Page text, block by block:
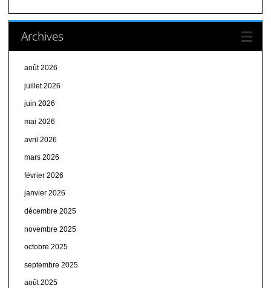
Archives
août 2026
juillet 2026
juin 2026
mai 2026
avril 2026
mars 2026
février 2026
janvier 2026
décembre 2025
novembre 2025
octobre 2025
septembre 2025
août 2025